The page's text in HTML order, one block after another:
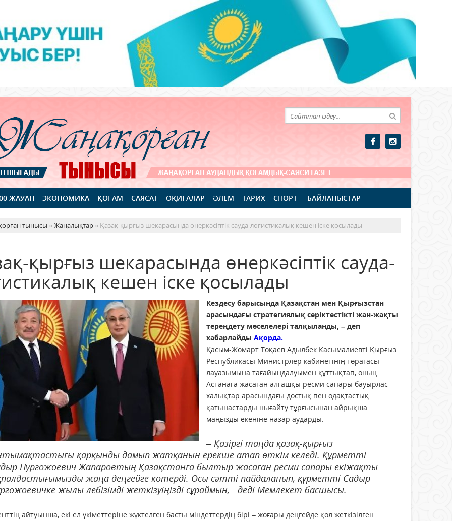
ЖАУАП ЭКОНОМИКА ҚОҒАМ САЯСАТ ОҚИҒАЛАР ӘЛЕМ ТАРИХ СПОРТ БАЙЛАНЫСТАР
тынысы »Жаңалықтар » Қазақ-қырғыз шекарасында өнеркәсіптік сауда-логистикалық кешен іске қосылады
қырғыз шекарасында өнеркәсіптік сауда-
кешен іске қосылады
Кездесу барысында Қазақстан мен Қырғызстан
арасындағы стратегиялық серіктестікті жан-жақты
тереңдету мәселелері талқыланды, – деп
хабарлайды Ақорда.
Қасым-Жомарт Тоқаев Адылбек Касымалиевті Қырғыз
Республикасы Министрлер кабинетінің төрағасы
лауазымына тағайындалуымен құттықтап, оның
Астанаға жасаған алғашқы ресми сапары бауырлас
халықтар арасындағы достық пен одақтастық
қатынастарды нығайту тұрғысынан айрықша
маңызды екеніне назар аударды.
– Қазіргі таңда қазақ-қырғыз
қарқынды дамып жатқанын ерекше атап өткім келеді. Құрметті
Нургожоевич Жапаровтың Қазақстанға былтыр жасаған ресми сапары екіжақты
жаңа деңгейге көтерді. Осы сәтті пайдаланып, құрметті Садыр
жылы лебізімді жеткізуіңізді сұраймын, - деді Мемлекет басшысы.
айтуынша, екі ел үкіметтеріне жүктелген басты міндеттердің бірі – жоғары деңгейде қол жеткізілген